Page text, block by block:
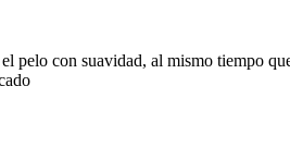
con suavidad, al mismo tiempo